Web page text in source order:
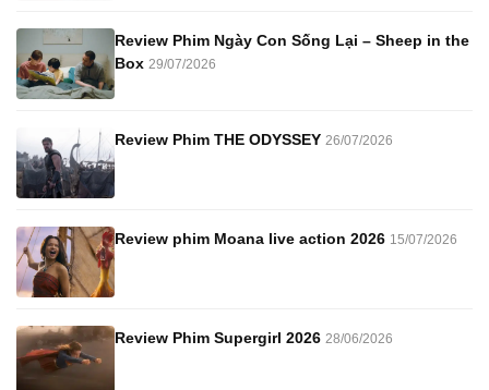
Review Phim Ngày Con Sống Lại – Sheep in the
Box 29/07/2026
Review Phim THE ODYSSEY 26/07/2026
Review phim Moana live action 2026 15/07/2026
Review Phim Supergirl 2026 28/06/2026